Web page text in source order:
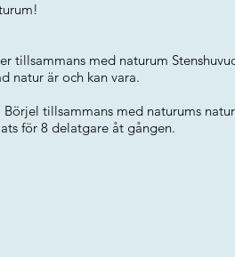
tillsammans med naturum
natur är och kan vara.
tillsammans med naturums
för 8 delatgare åt gången.